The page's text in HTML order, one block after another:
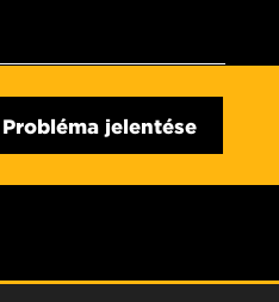
Probléma jelentése